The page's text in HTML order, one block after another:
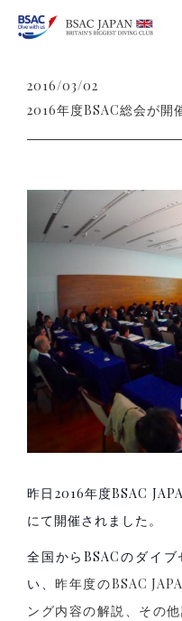
2016/03/02
2016年度BSAC総会が開
昨日2016年度BSAC
にて開催されました。
全国からBSACのダイ
い、昨年度のBSAC
ング内容の解説、その